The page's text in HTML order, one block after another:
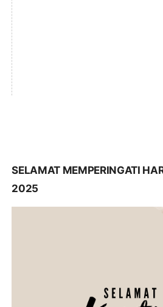
SELAMAT MEMPERINGATI
2025